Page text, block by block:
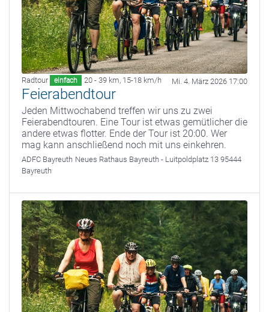
Radtour einfach 20 - 39 km, 15-18 km/h Mi. 4. März 2026 17:00
Feierabendtour
Jeden Mittwochabend treffen wir uns zu zwei
Feierabendtouren. Eine Tour ist etwas gemütlicher die
andere etwas flotter. Ende der Tour ist 20:00. Wer
mag kann anschließend noch mit uns einkehren.
ADFC Bayreuth Neues Rathaus Bayreuth - Luitpoldplatz 13 95444
Bayreuth